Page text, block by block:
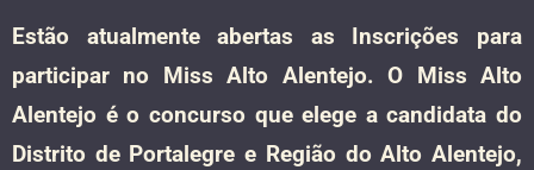
Estão atualmente abertas as Inscrições para
participar no Miss Alto Alentejo. O Miss Alto
Alentejo é o concurso que elege a candidata do
Distrito de Portalegre e Região do Alto Alentejo,